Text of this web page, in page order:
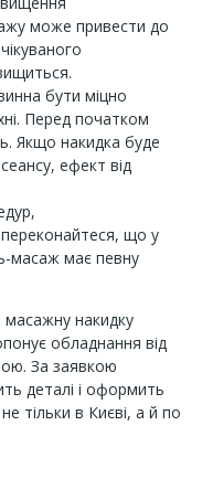
може привести до
бути міцно
Перед початком
Якщо накидка буде
ефект від
переконайтеся, що у
масаж має певну
накидку
обладнання від
За заявкою
деталі і оформить
тільки в Києві, а й по